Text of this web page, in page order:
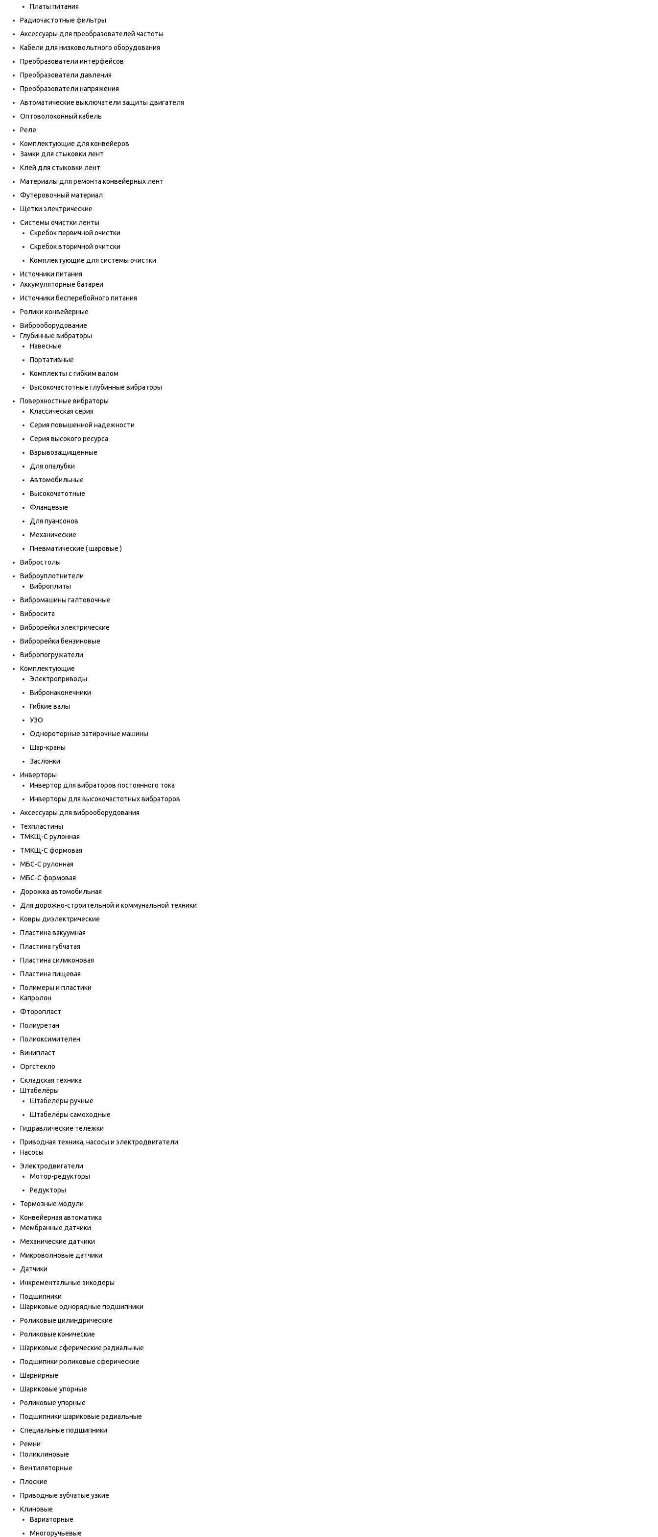
Платы питания
Радиочастотные фильтры
Аксессуары для преобразователей частоты
Кабели для низковольтного оборудования
Преобразователи интерфейсов
Преобразователи давления
Преобразователи напряжения
Автоматические выключатели защиты двигателя
Оптоволоконный кабель
Реле
Комплектующие для конвейеров
Замки для стыковки лент
Клей для стыковки лент
Материалы для ремонта конвейерных лент
Футеровочный материал
Щетки электрические
Системы очистки ленты
Скребок первичной очистки
Скребок вторичной очитски
Комплектующие для системы очистки
Источники питания
Аккумуляторные батареи
Источники бесперебойного питания
Ролики конвейерные
Виброоборудование
Глубинные вибраторы
Навесные
Портативные
Комплекты с гибким валом
Высокочастотные глубинные вибраторы
Поверхностные вибраторы
Классическая серия
Серия повышенной надежности
Серия высокого ресурса
Взрывозащищенные
Для опалубки
Автомобильные
Высокочатотные
Фланцевые
Для пуансонов
Механические
Пневматические ( шаровые )
Вибростолы
Виброуплотнители
Виброплиты
Вибромашины галтовочные
Вибросита
Виброрейки электрические
Виброрейки бензиновые
Вибропогружатели
Комплектующие
Электроприводы
Вибронаконечники
Гибкие валы
УЗО
Однороторные затирочные машины
Шар-краны
Заслонки
Инверторы
Инвертор для вибраторов постоянного тока
Инверторы для высокочастотных вибраторов
Аксессуары для виброоборудования
Техпластины
ТМКЩ-С рулонная
ТМКЩ-С формовая
МБС-С рулонная
МБС-С формовая
Дорожка автомобильная
Для дорожно-строительной и коммунальной техники
Ковры диэлектрические
Пластина вакуумная
Пластина губчатая
Пластина силиконовая
Пластина пищевая
Полимеры и пластики
Капролон
Фторопласт
Полиуретан
Полиоксимителен
Винипласт
Оргстекло
Складская техника
Штабелёры
Штабелёры ручные
Штабелёры самоходные
Гидравлические тележки
Приводная техника, насосы и электродвигатели
Насосы
Электродвигатели
Мотор-редукторы
Редукторы
Тормозные модули
Конвейерная автоматика
Мембранные датчики
Механические датчики
Микроволновые датчики
Датчики
Инкрементальные энкодеры
Подшипники
Шариковые однорядные подшипники
Роликовые цилиндрические
Роликовые конические
Шариковые сферические радиальные
Подшипнки роликовые сферические
Шарнирные
Шариковые упорные
Роликовые упорные
Подшипники шариковые радиальные
Специальные подшипники
Ремни
Поликлиновые
Вентиляторные
Плоские
Приводные зубчатые узкие
Клиновые
Вариаторные
Многоручьевые